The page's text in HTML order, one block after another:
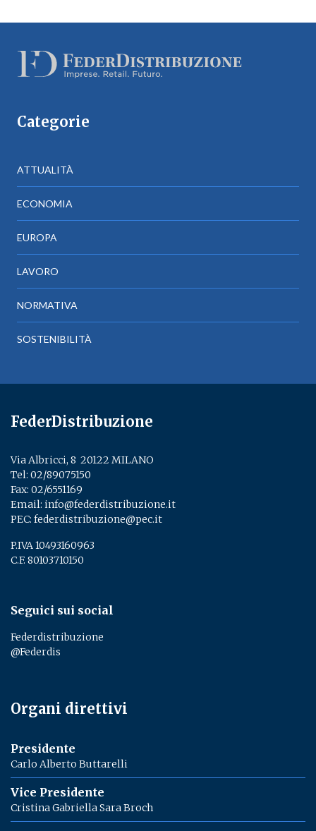
Categorie
ATTUALITÀ
ECONOMIA
EUROPA
LAVORO
NORMATIVA
SOSTENIBILITÀ
FederDistribuzione
Via Albricci, 8 ­ 20122 MILANO
Tel: 02/89075150
Fax: 02/6551169
Email: info@federdistribuzione.it
PEC: federdistribuzione@pec.it
P.IVA 10493160963
C.F. 80103710150
Seguici sui social
Federdistribuzione
@Federdis
Organi direttivi
Presidente
Carlo Alberto Buttarelli
Vice Presidente
Cristina Gabriella Sara Broch